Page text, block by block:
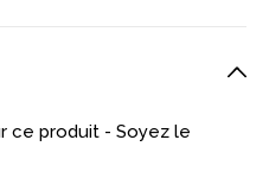
ce produit - Soyez le